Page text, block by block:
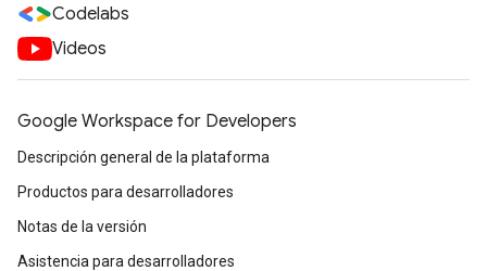
Codelabs
Videos
Google Workspace for Developers
Descripción general de la plataforma
Productos para desarrolladores
Notas de la versión
Asistencia para desarrolladores